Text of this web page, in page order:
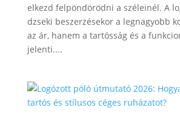
elkezd felpöndörödni a széleinél. A
dzseki beszerzésekor a legnagyobb
az ár, hanem a tartósság és a
jelenti....